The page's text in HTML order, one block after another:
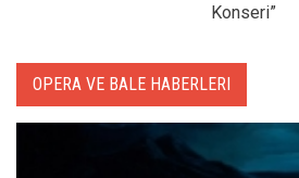
Konseri”
OPERA VE BALE HABERLERI